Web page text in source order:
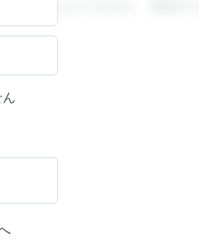
することができます。登録する